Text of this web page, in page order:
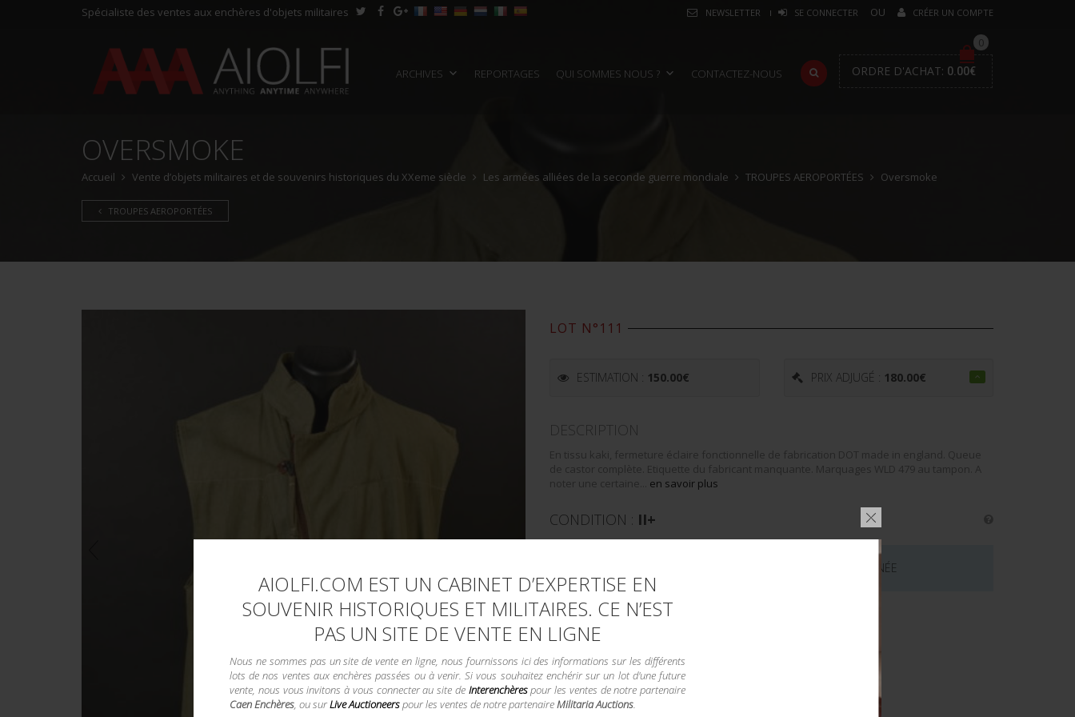
AIOLFI.COM EST UN CABINET D’EXPERTISE EN
SOUVENIR HISTORIQUES ET MILITAIRES. CE N’EST
PAS UN SITE DE VENTE EN LIGNE
Nous ne sommes pas un site de vente en ligne, nous fournissons ici des informations sur les différents
lots de nos ventes aux enchères passées ou à venir. Si vous souhaitez enchérir sur un lot d'une future
vente, nous vous invitons à vous connecter au site de Interenchèrespour les ventes de notre partenaire
Caen Enchères, ou surLive Auctioneerspour les ventes de notre partenaireMilitaria Auctions.
Spécialiste des ventes aux enchères d'objets militaires NEWSLETTER SE CONNECTER CRÉER UN COMPTE
ARCHIVES REPORTAGES QUI SOMMES NOUS ? CONTACTEZ-NOUS
0
ORDRE D'ACHAT: 0.00€
OVERSMOKE
Accueil Vente d’objets militaires et de souvenirs historiques du XXeme siècle Les armées alliées de la seconde guerre mondiale TROUPES AEROPORTÉES Oversmoke
TROUPES AEROPORTÉES
LOT N°111
ESTIMATION : 150.00€ PRIX ADJUGÉ : 180.00€
DESCRIPTION
En tissu kaki, fermeture éclaire fonctionnelle de fabrication DOT made in england. Queue
de castor complète. Etiquette du fabricant manquante. Marquages WLD 479 au tampon. A
noter une certaine... en savoir plus
CONDITION : II+
LA VENTE DE CE LOT EST MAINTENANT TERMINÉE
Demande d'informations complémentaires
Envoyer par email
UGS :10607/3bis
Catégorie :TROUPES AEROPORTÉES